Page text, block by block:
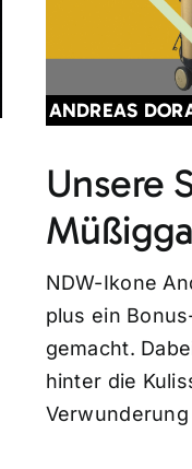
ANDREAS
Unsere
NDW-Ikone
plus ein
gemacht.
hinter die